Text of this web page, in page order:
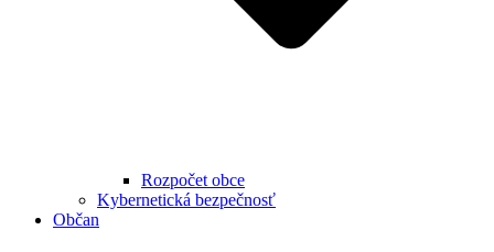
Rozpočet obce
Kybernetická bezpečnosť
Občan